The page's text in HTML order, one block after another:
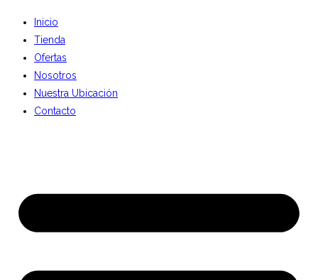
Inicio
Tienda
Ofertas
Nosotros
Nuestra Ubicación
Contacto